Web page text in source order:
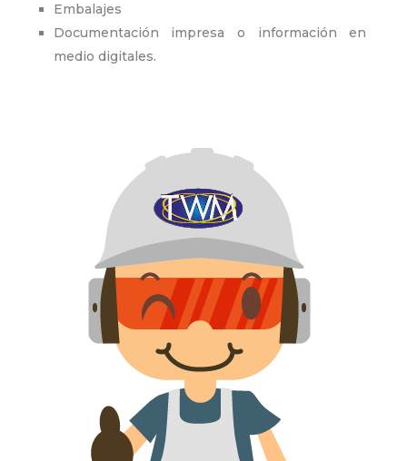
Embalajes
Documentación impresa o información en
medio digitales.